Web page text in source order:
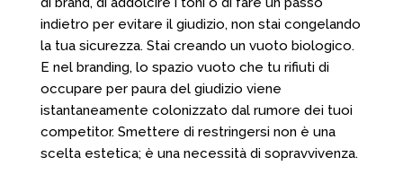
indietro per evitare il giudizio, non stai congelando
la tua sicurezza. Stai creando un vuoto biologico.
E nel branding, lo spazio vuoto che tu rifiuti di
occupare per paura del giudizio viene
istantaneamente colonizzato dal rumore dei tuoi
competitor. Smettere di restringersi non è una
scelta estetica; è una necessità di sopravvivenza.